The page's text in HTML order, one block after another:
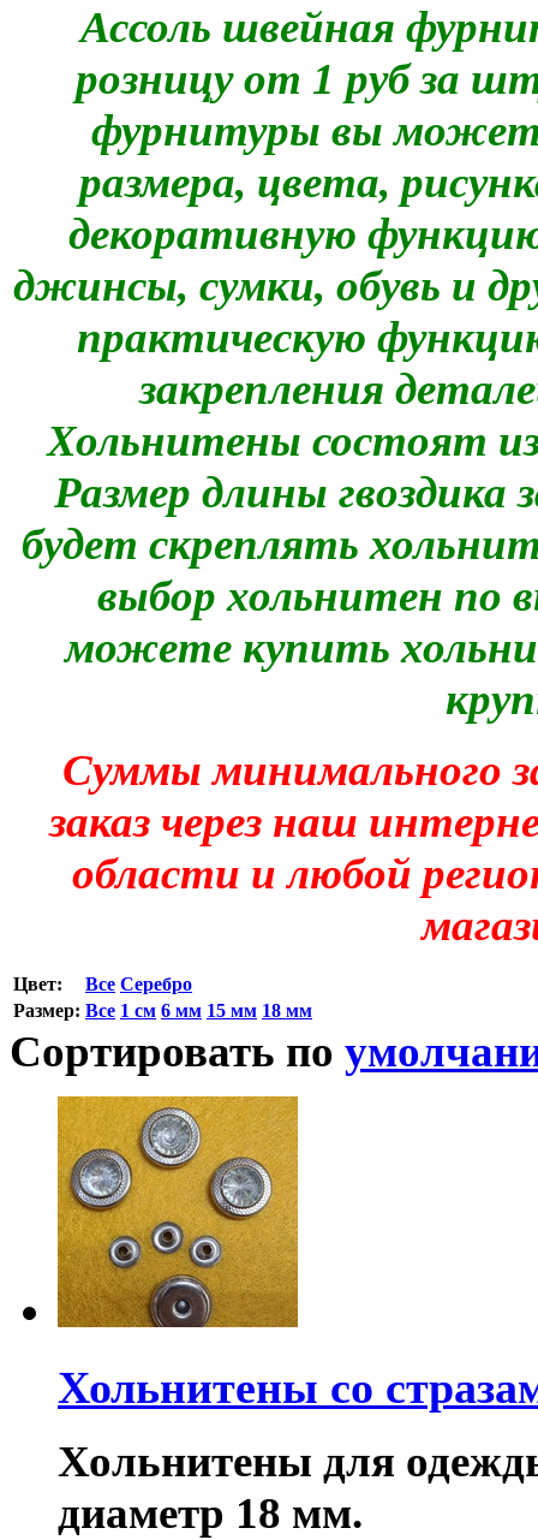
Ассоль швейная
розницу от 1 руб за
фурнитуры вы
размера, цвета,
декоративную
джинсы, сумки, обувь и
практическую
закрепления
Хольнитены состоят
Размер длины
будет скреплять
выбор хольнитен
можете купить
Суммы минимального
заказ через наш
области и любой
Цвет: Все Серебро
Размер: Все 1 см 6 мм 15 мм 18 мм
Сортировать по
Хольнитены со
Хольнитены для
диаметр 18 мм.